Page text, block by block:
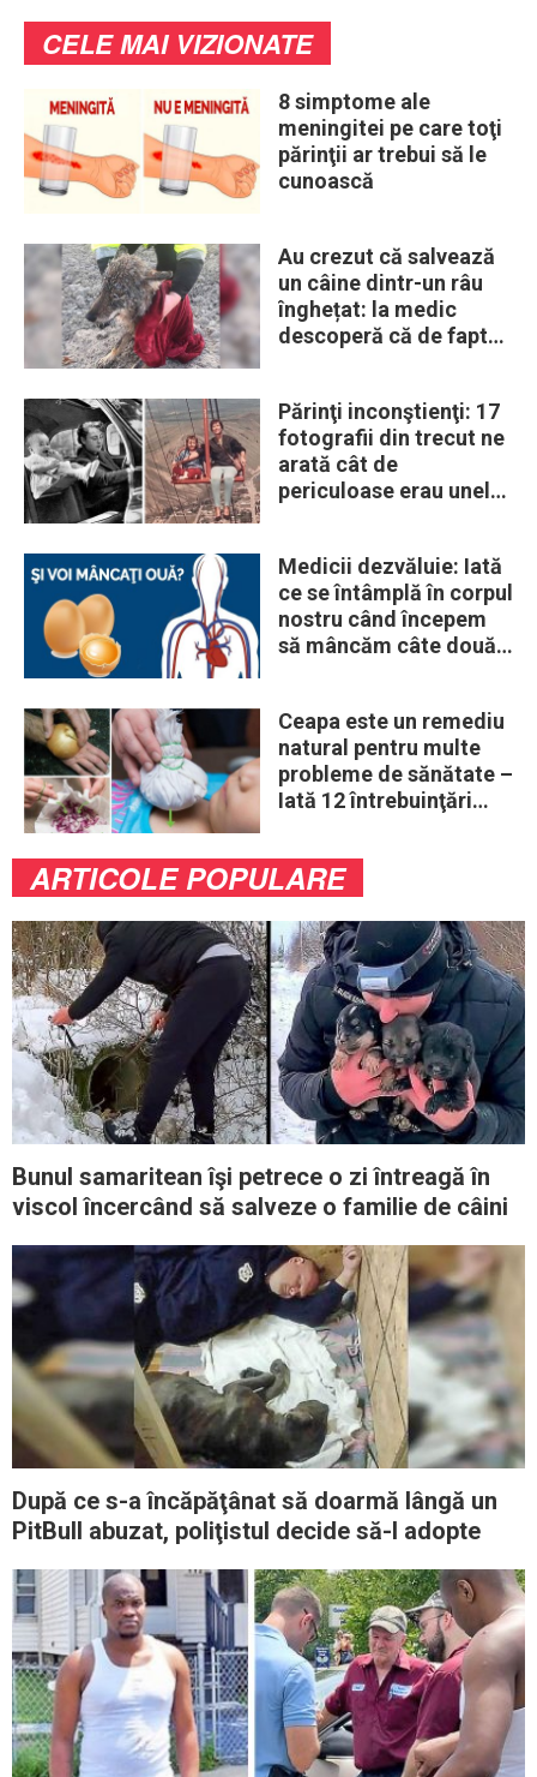
CELE MAI VIZIONATE
8 simptome ale
meningitei pe care toţi
părinţii ar trebui să le
cunoască
Au crezut că salvează
un câine dintr-un râu
înghețat: la medic
descoperă că de fapt
Părinţi inconştienţi: 17
fotografii din trecut ne
arată cât de
periculoase erau unele
Medicii dezvăluie: Iată
ce se întâmplă în corpul
nostru când începem
să mâncăm câte două
Ceapa este un remediu
natural pentru multe
probleme de sănătate –
Iată 12 întrebuinţări
ARTICOLE POPULARE
Bunul samaritean îşi petrece o zi întreagă în
viscol încercând să salveze o familie de câini
După ce s-a încăpăţânat să doarmă lângă un
PitBull abuzat, poliţistul decide să-l adopte